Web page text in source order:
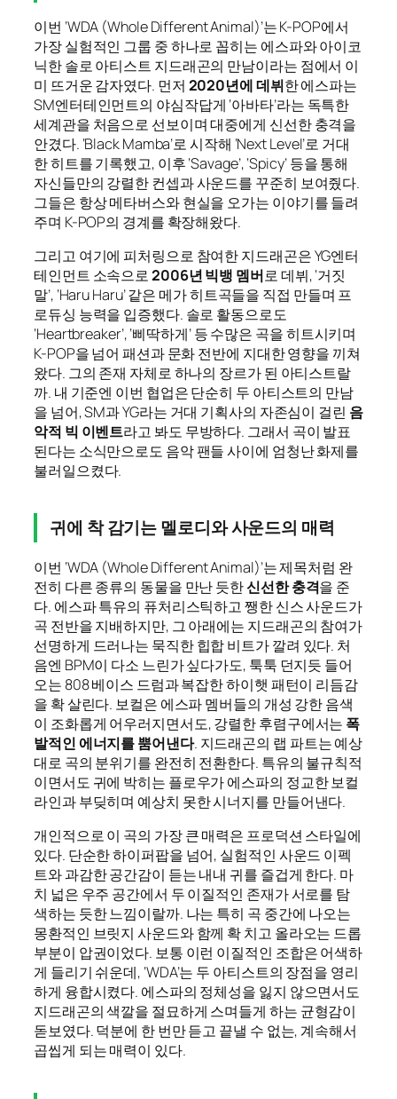
이번 ‘WDA (Whole Different Animal)’는 K-POP에서
가장 실험적인 그룹 중 하나로 꼽히는 에스파와 아이코
닉한 솔로 아티스트 지드래곤의 만남이라는 점에서 이
미 뜨거운 감자였다. 먼저 2020년에 데뷔한 에스파는
SM엔터테인먼트의 야심작답게 ‘아바타’라는 독특한
세계관을 처음으로 선보이며 대중에게 신선한 충격을
안겼다. ‘Black Mamba’로 시작해 ‘Next Level’로 거대
한 히트를 기록했고, 이후 ‘Savage’, ‘Spicy’ 등을 통해
자신들만의 강렬한 컨셉과 사운드를 꾸준히 보여줬다.
그들은 항상 메타버스와 현실을 오가는 이야기를 들려
주며 K-POP의 경계를 확장해왔다.
그리고 여기에 피처링으로 참여한 지드래곤은 YG엔터
테인먼트 소속으로2006년 빅뱅 멤버로 데뷔, ‘거짓
말’, ‘Haru Haru’ 같은 메가 히트곡들을 직접 만들며 프
로듀싱 능력을 입증했다. 솔로 활동으로도
‘Heartbreaker’, ‘삐딱하게’ 등 수많은 곡을 히트시키며
K-POP을 넘어 패션과 문화 전반에 지대한 영향을 끼쳐
왔다. 그의 존재 자체로 하나의 장르가 된 아티스트랄
까. 내 기준엔 이번 협업은 단순히 두 아티스트의 만남
을 넘어, SM과 YG라는 거대 기획사의 자존심이 걸린 음
악적 빅 이벤트라고 봐도 무방하다. 그래서 곡이 발표
된다는 소식만으로도 음악 팬들 사이에 엄청난 화제를
불러일으켰다.
귀에 착 감기는 멜로디와 사운드의 매력
이번 ‘WDA (Whole Different Animal)’는 제목처럼 완
전히 다른 종류의 동물을 만난 듯한신선한 충격을 준
다. 에스파 특유의 퓨처리스틱하고 쨍한 신스 사운드가
곡 전반을 지배하지만, 그 아래에는 지드래곤의 참여가
선명하게 드러나는 묵직한 힙합 비트가 깔려 있다. 처
음엔 BPM이 다소 느린가 싶다가도, 툭툭 던지듯 들어
오는 808 베이스 드럼과 복잡한 하이햇 패턴이 리듬감
을 확 살린다. 보컬은 에스파 멤버들의 개성 강한 음색
이 조화롭게 어우러지면서도, 강렬한 후렴구에서는 폭
발적인 에너지를 뿜어낸다. 지드래곤의 랩 파트는 예상
대로 곡의 분위기를 완전히 전환한다. 특유의 불규칙적
이면서도 귀에 박히는 플로우가 에스파의 정교한 보컬
라인과 부딪히며 예상치 못한 시너지를 만들어낸다.
개인적으로 이 곡의 가장 큰 매력은 프로덕션 스타일에
있다. 단순한 하이퍼팝을 넘어, 실험적인 사운드 이펙
트와 과감한 공간감이 듣는 내내 귀를 즐겁게 한다. 마
치 넓은 우주 공간에서 두 이질적인 존재가 서로를 탐
색하는 듯한 느낌이랄까. 나는 특히 곡 중간에 나오는
몽환적인 브릿지 사운드와 함께 확 치고 올라오는 드롭
부분이 압권이었다. 보통 이런 이질적인 조합은 어색하
게 들리기 쉬운데, ‘WDA’는 두 아티스트의 장점을 영리
하게 융합시켰다. 에스파의 정체성을 잃지 않으면서도
지드래곤의 색깔을 절묘하게 스며들게 하는 균형감이
돋보였다. 덕분에 한 번만 듣고 끝낼 수 없는, 계속해서
곱씹게 되는 매력이 있다.